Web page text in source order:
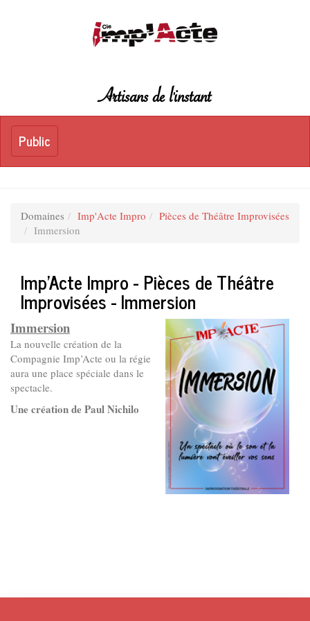
Artisans de l'instant
Toggle
Public
Public
Domaines Imp'Acte Impro
Pièces de Théâtre Improvisées
Immersion
Imp'Acte Impro - Pièces de Théâtre
Improvisées - Immersion
Immersion
La nouvelle création de la
Compagnie Imp’Acte ou la régie
aura une place spéciale dans le
spectacle.
Une création de Paul Nichilo